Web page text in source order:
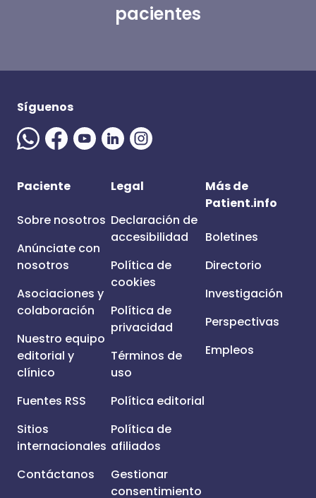
pacientes
Síguenos
Paciente
Sobre nosotros
Anúnciate con
nosotros
Asociaciones y
colaboración
Nuestro equipo
editorial y
clínico
Fuentes RSS
Sitios
internacionales
Contáctanos
Legal
Declaración de
accesibilidad
Política de
cookies
Política de
privacidad
Términos de
uso
Política editorial
Política de
afiliados
Gestionar
consentimiento
Más de
Patient.info
Boletines
Directorio
Investigación
Perspectivas
Empleos